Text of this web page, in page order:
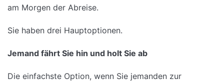
am Morgen der Abreise.
Sie haben drei Hauptoptionen.
Jemand fährt Sie hin und holt Sie ab
Die einfachste Option, wenn Sie jemanden zur